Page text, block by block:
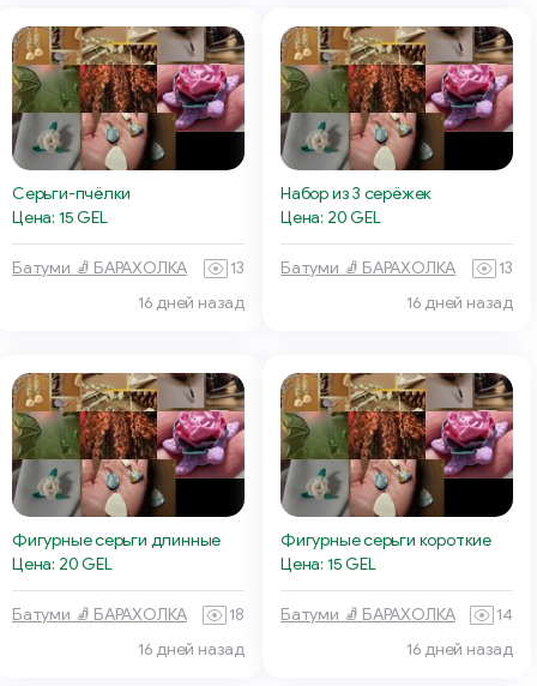
Серьги-пчёлки
Цена: 15 GEL
Батуми 🧦 БАРАХОЛКА
13
16 дней назад
Набор из 3 серёжек
Цена: 20 GEL
Батуми 🧦 БАРАХОЛКА
13
16 дней назад
Фигурные серьги длинные
Цена: 20 GEL
Батуми 🧦 БАРАХОЛКА
18
16 дней назад
Фигурные серьги короткие
Цена: 15 GEL
Батуми 🧦 БАРАХОЛКА
14
16 дней назад